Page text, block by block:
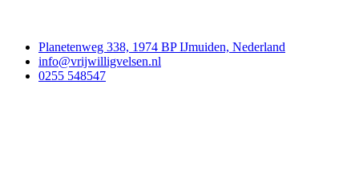
Planetenweg 338, 1974 BP IJmuiden, Nederland
info@vrijwilligvelsen.nl
0255 548547